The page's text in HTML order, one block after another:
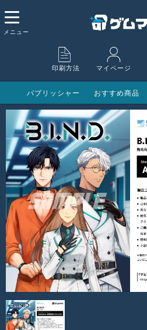
印刷方法 マイページ
パブリッシャー おすすめ商品